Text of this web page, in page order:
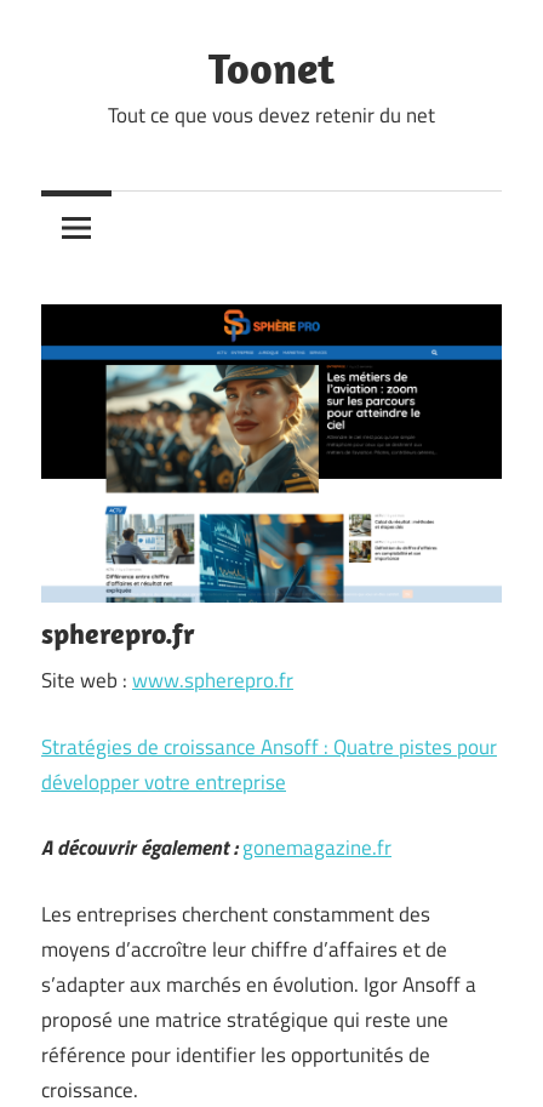
Toonet
Tout ce que vous devez retenir du net
spherepro.fr
Site web :www.spherepro.fr
Stratégies de croissance Ansoff : Quatre pistes pour
développer votre entreprise
A découvrir également :gonemagazine.fr
Les entreprises cherchent constamment des
moyens d’accroître leur chiffre d’affaires et de
s’adapter aux marchés en évolution. Igor Ansoff a
proposé une matrice stratégique qui reste une
référence pour identifier les opportunités de
croissance.